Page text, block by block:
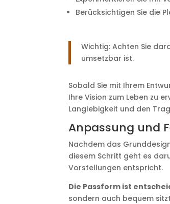
Berücksichtigen Sie die
Wichtig: Achten Sie
umsetzbar ist.
Sobald Sie mit Ihrem
Ihre Vision zum Leben zu
Langlebigkeit und den
Anpassung und
Nachdem das
diesem Schritt geht es
Vorstellungen entspricht.
Die Passform ist
sondern auch bequem